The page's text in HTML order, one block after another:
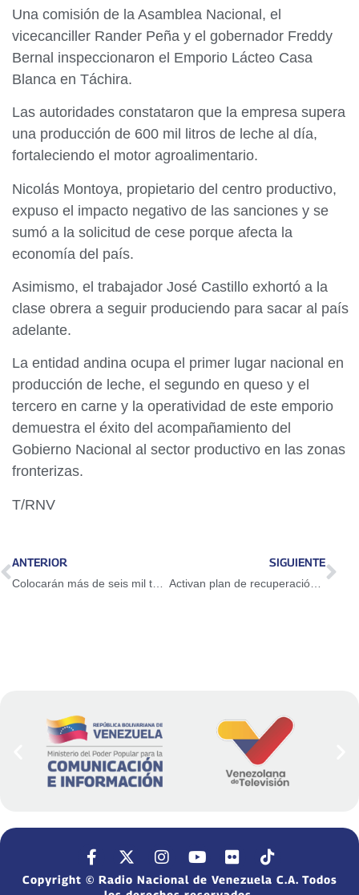
Una comisión de la Asamblea Nacional, el
vicecanciller Rander Peña y el gobernador Freddy
Bernal inspeccionaron el Emporio Lácteo Casa
Blanca en Táchira.
Las autoridades constataron que la empresa supera
una producción de 600 mil litros de leche al día,
fortaleciendo el motor agroalimentario.
Nicolás Montoya, propietario del centro productivo,
expuso el impacto negativo de las sanciones y se
sumó a la solicitud de cese porque afecta la
economía del país.
Asimismo, el trabajador José Castillo exhortó a la
clase obrera a seguir produciendo para sacar al país
adelante.
La entidad andina ocupa el primer lugar nacional en
producción de leche, el segundo en queso y el
tercero en carne y la operatividad de este emporio
demuestra el éxito del acompañamiento del
Gobierno Nacional al sector productivo en las zonas
fronterizas.
T/RNV
ANTERIOR
Colocarán más de seis mil toneladas de asfalto en Autopista GMA en Sucre
SIGUIENTE
Activan plan de recuperación integral en parques «Niño Simón» en San Francisco
Copyright © Radio Nacional de Venezuela C.A. Todos